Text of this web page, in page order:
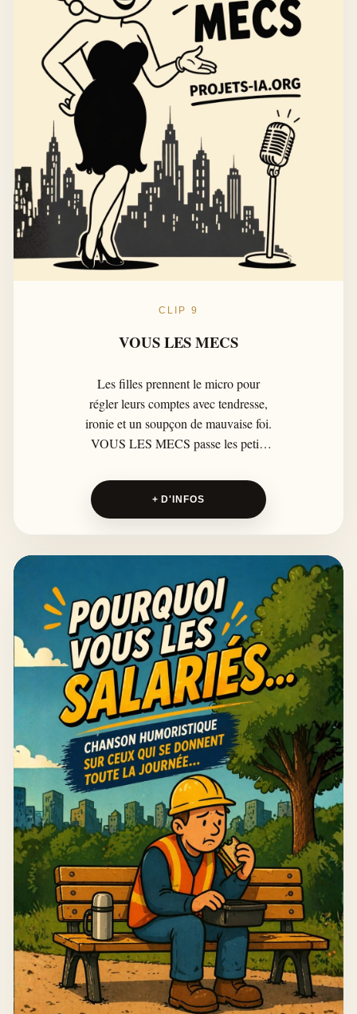
CLIP 9
VOUS LES MECS
Les filles prennent le micro pour
régler leurs comptes avec tendresse,
ironie et un soupçon de mauvaise foi.
VOUS LES MECS passe les petits
entre rires, clins d’œil et
revendications en chanson.
+ D'INFOS